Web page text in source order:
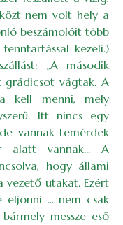
nem volt hely a
beszámolóit több
kezeli.)
„A második
grádicsot vágtak. A
kell menni, mely
Itt nincs egy
vannak temérdek
alatt vannak... A
hogy állami
vezető utakat. Ezért
eljönni ... nem csak
messze eső